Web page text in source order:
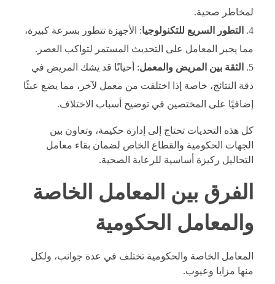
لمخاطر صحية.
التطور السريع للتكنولوجيا: الأجهزة تتطور بسرعة كبيرة،
مما يجبر المعامل على التحديث المستمر لتواكب العصر.
الثقة بين المريض والمعمل: أحيانًا قد يشك المريض في
دقة النتائج، خاصة إذا اختلفت من معمل لآخر، مما يضع عبئًا
إضافيًا على المختصين في توضيح أسباب الاختلاف.
كل هذه التحديات تحتاج إلى إدارة حكيمة، وتعاون بين
الجهات الحكومية والقطاع الخاص لضمان بقاء معامل
التحاليل ركيزة أساسية للرعاية الصحية.
الفرق بين المعامل الخاصة
والمعامل الحكومية
المعامل الخاصة والحكومية تختلف في عدة جوانب، ولكل
منها مزايا وعيوب.